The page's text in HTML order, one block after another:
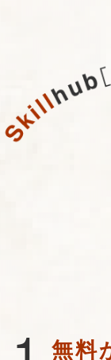
無料